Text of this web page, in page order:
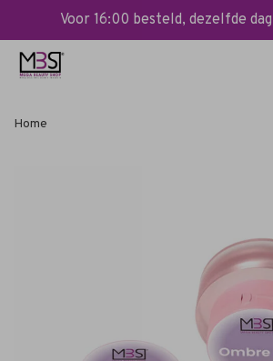
Voor 16:00 besteld, dezelfde
Home